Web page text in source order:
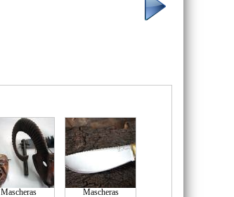
Mascheras Mascheras